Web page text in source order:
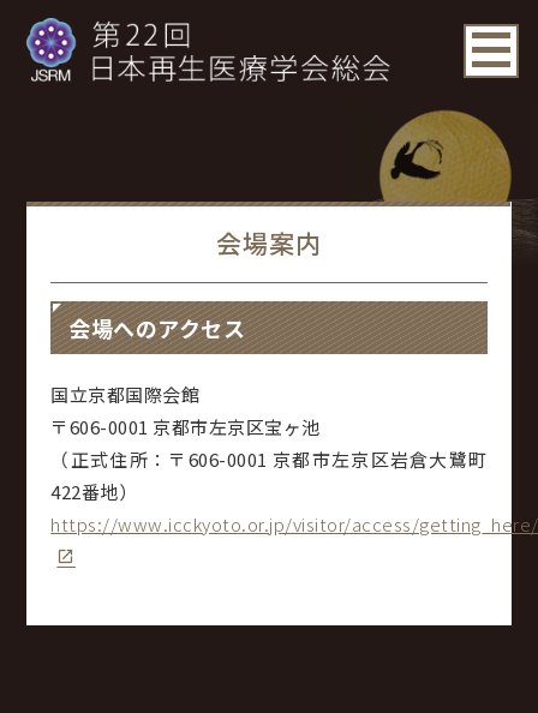
会場案内
会場へのアクセス
国立京都国際会館
〒606-0001 京都市左京区宝ヶ池
（正式住所：〒606-0001 京都市左京区岩倉大鷺町
422番地）
https://www.icckyoto.or.jp/visitor/access/getting_here/